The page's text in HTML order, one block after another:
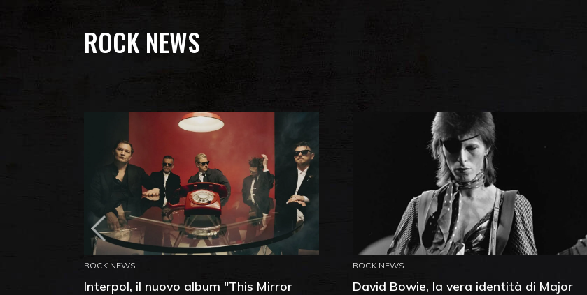
ROCK NEWS
ROCK NEWS
Interpol, il nuovo album "This Mirror
ROCK NEWS
David Bowie, la vera identità di Major